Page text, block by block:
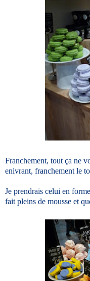
Franchement, tout ça ne
enivrant, franchement le
Je prendrais celui en
fait pleins de mousse et